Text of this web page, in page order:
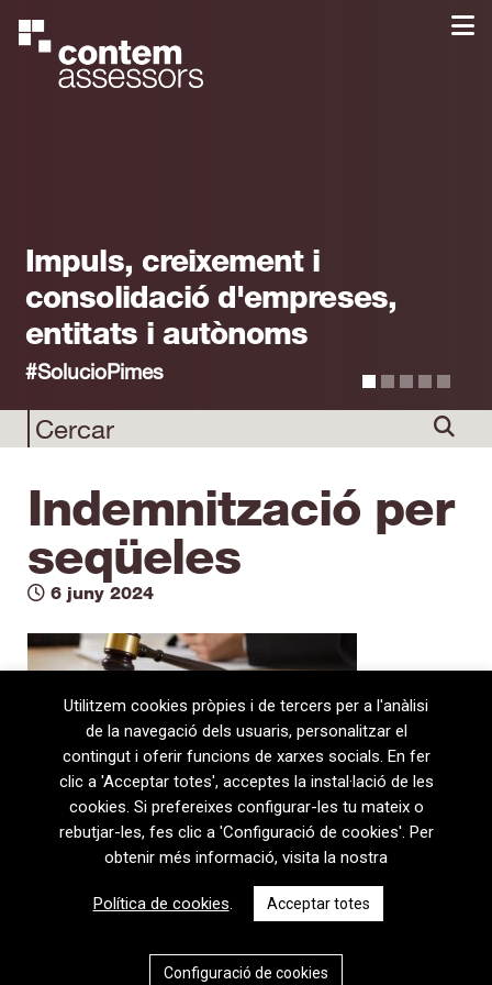
Impuls, creixement i
consolidació d'empreses,
entitats i autònoms
#SolucioPimes
Indemnització per
seqüeles
6 juny 2024
08720 Vilafranca del Penedès · General Prim 5, 2n · Barcelona
T+34 938 170 417 ·
+34 938 170 301
Política de privacitat|Política de cookies
Utilitzem cookies pròpies i de tercers per a l'anàlisi
de la navegació dels usuaris, personalitzar el
contingut i oferir funcions de xarxes socials. En fer
clic a 'Acceptar totes', acceptes la instal·lació de les
cookies. Si prefereixes configurar-les tu mateix o
rebutjar-les, fes clic a 'Configuració de cookies'. Per
obtenir més informació, visita la nostra
Política de cookies. Acceptar totes
Configuració de cookies